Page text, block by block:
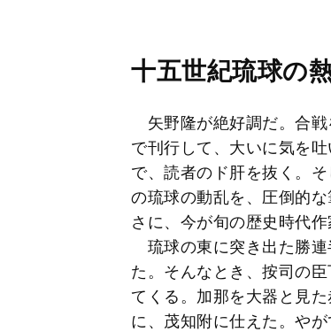
十五世紀琉球の
矢野隆が絶好調だ。合戦
で刊行して、大いに気を
で、読者のド肝を抜く。
の琉球の動乱を、圧倒的
さに、今が旬の歴史時代作
琉球の東に突き出た勝連
た。そんなとき、按司の
てくる。加那を大器と見
に、茂知附に仕えた。や